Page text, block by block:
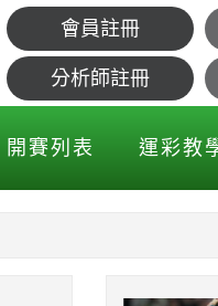
！ 會員註冊
分析師註冊
開賽列表 運彩教